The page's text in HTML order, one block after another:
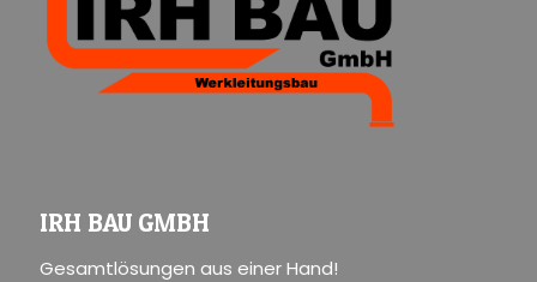
IRH BAU GMBH
Gesamtlösungen aus einer Hand!